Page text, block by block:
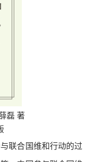
磊 著
联合国维和行动的过